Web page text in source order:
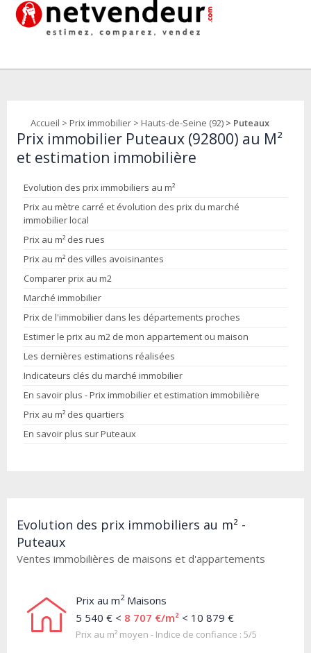
Accueil > Prix immobilier > Hauts-de-Seine (92) > Puteaux
Prix immobilier Puteaux (92800) au M²
et estimation immobilière
Evolution des prix immobiliers au m²
Prix au mètre carré et évolution des prix du marché
immobilier local
Prix au m² des rues
Prix au m² des villes avoisinantes
Comparer prix au m2
Marché immobilier
Prix de l'immobilier dans les départements proches
Estimer le prix au m2 de mon appartement ou maison
Les dernières estimations réalisées
Indicateurs clés du marché immobilier
En savoir plus - Prix immobilier et estimation immobilière
Prix au m² des quartiers
En savoir plus sur Puteaux
Evolution des prix immobiliers au m² -
Puteaux
Ventes immobilières de maisons et d'appartements
Prix au m2Maisons
5 540 € < 8 707 €/m² < 10 879 €
Prix au m² moyen - Indice de confiance : 5/5